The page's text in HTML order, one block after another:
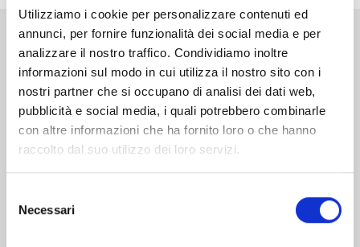
Utilizziamo i cookie per personalizzare contenuti ed
annunci, per fornire funzionalità dei social media e per
analizzare il nostro traffico. Condividiamo inoltre
informazioni sul modo in cui utilizza il nostro sito con i
nostri partner che si occupano di analisi dei dati web,
pubblicità e social media, i quali potrebbero combinarle
con altre informazioni che ha fornito loro o che hanno
raccolto dal suo utilizzo dei loro servizi.
delNecessari
Altri volumi della serie